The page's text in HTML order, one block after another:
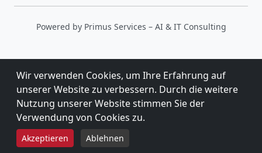
Powered by Primus Services – AI & IT Consulting
5,0★★★★★
★★★★★
9 BEWERTUNGEN BEI GOOGLE
Wir verwenden Cookies, um Ihre Erfahrung auf
unserer Website zu verbessern. Durch die weitere
Nutzung unserer Website stimmen Sie der
Verwendung von Cookies zu.
Akzeptieren Ablehnen